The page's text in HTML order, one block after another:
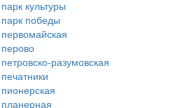
парк культуры
парк победы
первомайская
перово
петровско-разумовская
печатники
пионерская
планерная